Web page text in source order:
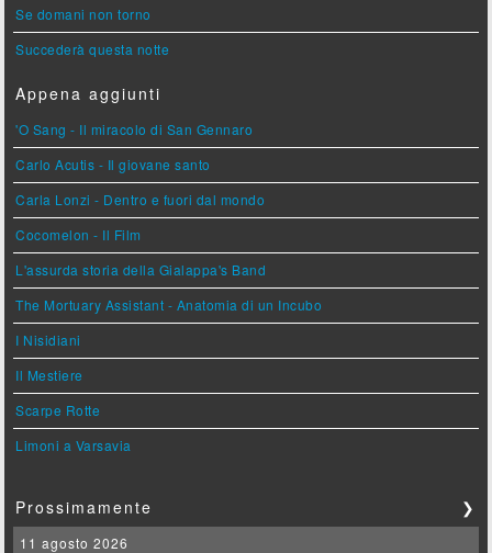
Se domani non torno
Succederà questa notte
Appena aggiunti
'O Sang - Il miracolo di San Gennaro
Carlo Acutis - Il giovane santo
Carla Lonzi - Dentro e fuori dal mondo
Cocomelon - Il Film
L'assurda storia della Gialappa's Band
The Mortuary Assistant - Anatomia di un Incubo
I Nisidiani
Il Mestiere
Scarpe Rotte
Limoni a Varsavia
Prossimamente ❯
11 agosto 2026